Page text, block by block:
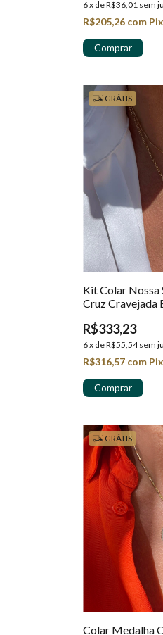
6x deR$36,01 sem
R$205,26 com Pix
GRÁTIS
Kit Colar Nossa
Cruz Cravejada
R$333,23
6x deR$55,54 sem
R$316,57 com Pix
GRÁTIS
Colar Medalha